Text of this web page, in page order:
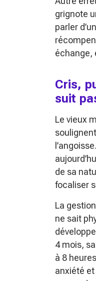
grignote
parler
échange,
Cris,
suit
Le vieux
de sa
focaliser
La
ne sait
4 mois,
à 8
anxiété